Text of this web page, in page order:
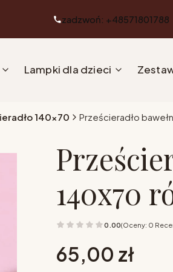
zadzwoń: +48571801788
Lampki dla dzieci
140x70 Prześcieradło
140x70
0.00(Oceny: 0
Cena
65,00 zł